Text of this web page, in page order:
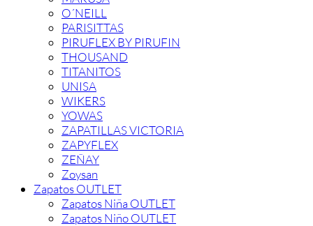
O´NEILL
PARISITTAS
PIRUFLEX BY PIRUFIN
THOUSAND
TITANITOS
UNISA
WIKERS
YOWAS
ZAPATILLAS VICTORIA
ZAPYFLEX
ZEÑAY
Zoysan
Zapatos OUTLET
Zapatos Niña OUTLET
Zapatos Niño OUTLET